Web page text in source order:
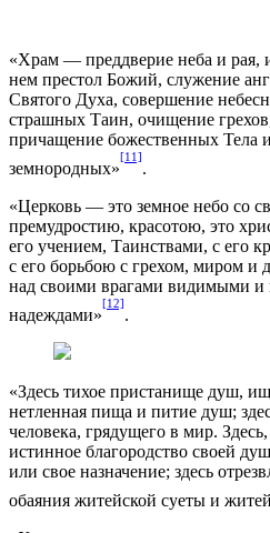
«Храм — преддверие неба и рая,
нем престол Божий, служение
Святого Духа, совершение
страшных Таин, очищение
причащение божественных Тела
земнородных»
[11]
.
«Церковь — это земное небо со
премудростию, красотою, это
его учением, Таинствами, с его
с его борьбою с грехом, миром и
над своими врагами видимыми и
надеждами»
[12]
.
«Здесь тихое пристанище душ,
нетленная пища и питие душ;
человека, грядущего в мир.
истинное благородство своей
или свое назначение; здесь
обаяния житейской суеты и